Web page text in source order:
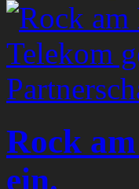
Rock
ein.